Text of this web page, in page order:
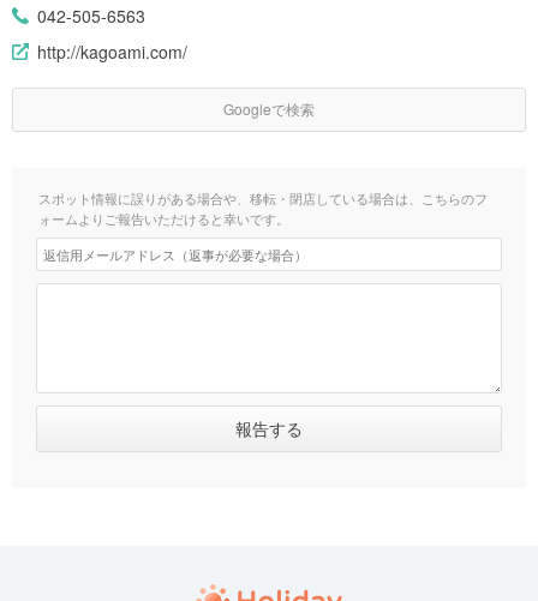
042-505-6563
http://kagoami.com/
Googleで検索
スポット情報に誤りがある場合や、移転・閉店している場合は、こちらのフ
ォームよりご報告いただけると幸いです。